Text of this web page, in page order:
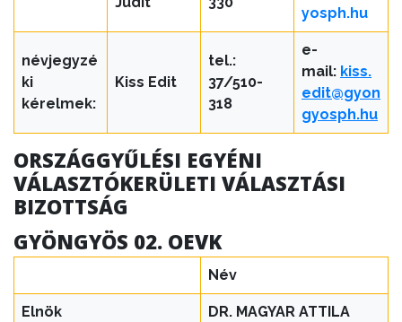
yosph.hu
névjegyzé
ki
kérelmek:
Kiss Edit
tel.:
37/510-
318
e-
mail: kiss.
edit@gyon
gyosph.hu
ORSZÁGGYŰLÉSI EGYÉNI
VÁLASZTÓKERÜLETI VÁLASZTÁSI
BIZOTTSÁG
GYÖNGYÖS 02. OEVK
Név
Elnök DR. MAGYAR ATTILA